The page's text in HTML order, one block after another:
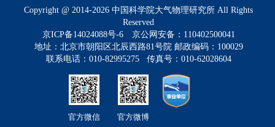
Copyright @ 2014-2026 中国科学院大气物理研究所 All Rights
Reserved
京ICP备14024088号-6
京公网安备：110402500041
地址：北京市朝阳区北辰西路81号院 邮政编码：100029
联系电话：010-82995275 传真号：010-62028604
官方微信 官方微博